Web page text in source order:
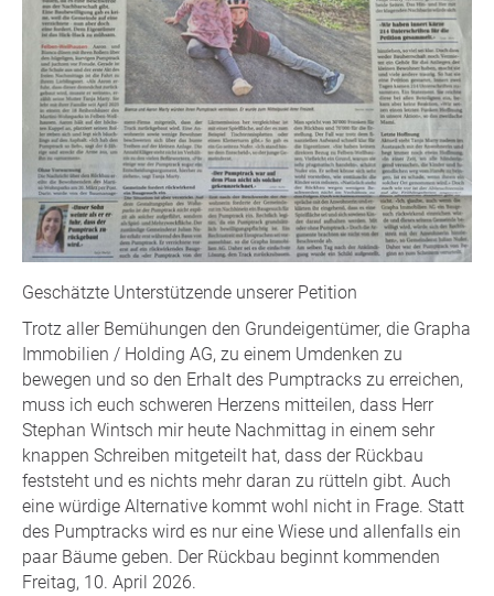
Geschätzte Unterstützende unserer Petition
Trotz aller Bemühungen den Grundeigentümer, die Grapha
Immobilien / Holding AG, zu einem Umdenken zu
bewegen und so den Erhalt des Pumptracks zu erreichen,
muss ich euch schweren Herzens mitteilen, dass Herr
Stephan Wintsch mir heute Nachmittag in einem sehr
knappen Schreiben mitgeteilt hat, dass der Rückbau
feststeht und es nichts mehr daran zu rütteln gibt. Auch
eine würdige Alternative kommt wohl nicht in Frage. Statt
des Pumptracks wird es nur eine Wiese und allenfalls ein
paar Bäume geben. Der Rückbau beginnt kommenden
Freitag, 10. April 2026.